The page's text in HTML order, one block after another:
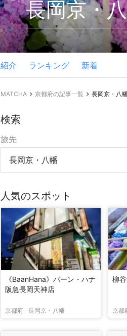
長岡京・
紹介 ランキング 新着
MATCHA 京都府の記事一覧 長岡京・八
検索
旅先
長岡京・八幡
人気のスポット
《BaanHana》バーン・ハナ
阪急長岡天神店
京都府 長岡京・八幡
柳
京都